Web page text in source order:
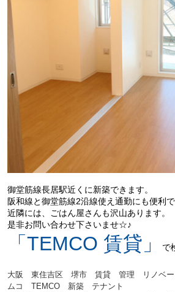
御堂筋線長居駅近くに新築できます。
阪和線と御堂筋線2沿線使え通勤にも便利
近隣には、ごはん屋さんも沢山あります。
是非お問い合わせ下さいませ☆♪
「TEMCO 賃貸」 で
大阪 東住吉区 堺市 賃貸 管理 リノベー
ムコ TEMCO 新築 テナント